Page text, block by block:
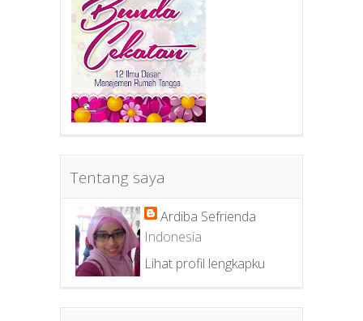
Tentang saya
Ardiba Sefrienda
Indonesia
Lihat profil lengkapku